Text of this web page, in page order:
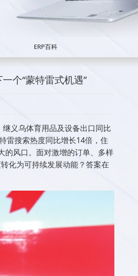
ERP百科
个“蒙特雷式机遇”
义乌体育用品及设备出口同比
雷搜索热度同比增长14倍，住
的风口。面对激增的订单、多样
化为可持续发展动能？答案在